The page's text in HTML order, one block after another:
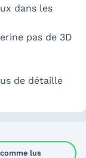
dans les
pas de 3D
de détaille
lus